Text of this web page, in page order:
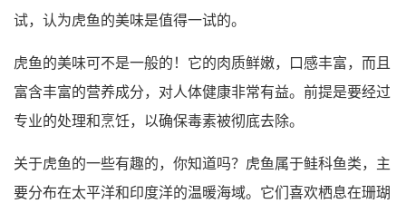
试，认为虎鱼的美味是值得一试的。
虎鱼的美味可不是一般的！它的肉质鲜嫩，口感丰富，而且
富含丰富的营养成分，对人体健康非常有益。前提是要经过
专业的处理和烹饪，以确保毒素被彻底去除。
关于虎鱼的一些有趣的，你知道吗？虎鱼属于鲑科鱼类，主
要分布在太平洋和印度洋的温暖海域。它们喜欢栖息在珊瑚